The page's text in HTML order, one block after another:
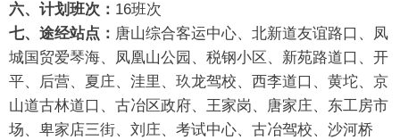
六、计划班次： 16班次
七、途经站点： 唐山综合客运中心、北新道友谊路口、凤
城国贸爱琴海、凤凰山公园、税钢小区、新苑路道口、开
平、后营、夏庄、洼里、玖龙驾校、西李道口、黄坨、京
山道古林道口、古冶区政府、王家岗、唐家庄、东工房市
场、卑家店三街、刘庄、考试中心、古冶驾校、沙河桥